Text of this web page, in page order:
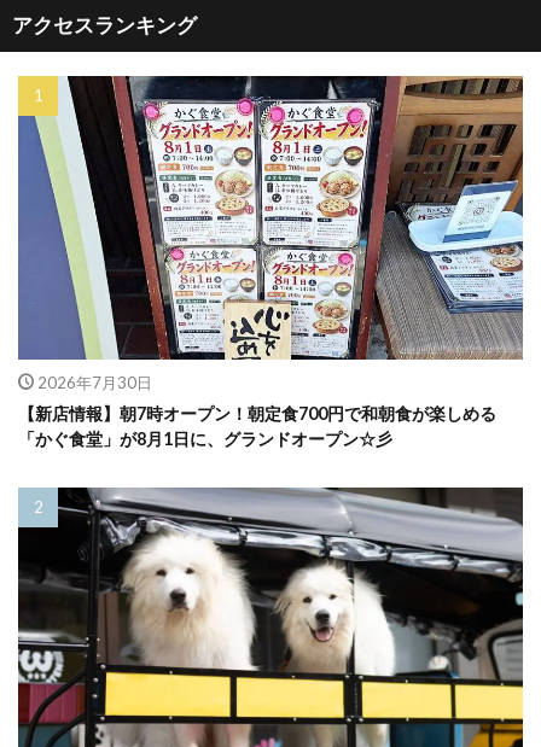
アクセスランキング
2026年7月30日
【新店情報】朝7時オープン！朝定食700円で和朝食が楽しめる
「かぐ食堂」が8月1日に、グランドオープン☆彡